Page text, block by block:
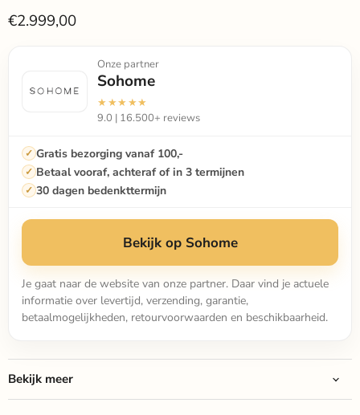
€2.999,00
Onze partner
Sohome
★★★★★
9.0 | 16.500+ reviews
Gratis bezorging vanaf 100,-
Betaal vooraf, achteraf of in 3 termijnen
30 dagen bedenkttermijn
Bekijk op Sohome
Je gaat naar de website van onze partner. Daar vind je actuele
informatie over levertijd, verzending, garantie,
betaalmogelijkheden, retourvoorwaarden en beschikbaarheid.
Bekijk meer